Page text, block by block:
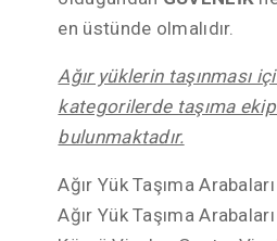
en üstünde olmalıdır.
Ağır yüklerin taşınması
kategorilerde taşıma
bulunmaktadır.
Ağır Yük Taşıma
Ağır Yük Taşıma Arabaları